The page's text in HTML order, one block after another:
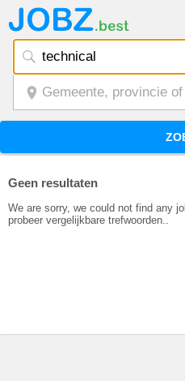
Geen resultaten
We are sorry, we could not find any
probeer vergelijkbare trefwoorden..